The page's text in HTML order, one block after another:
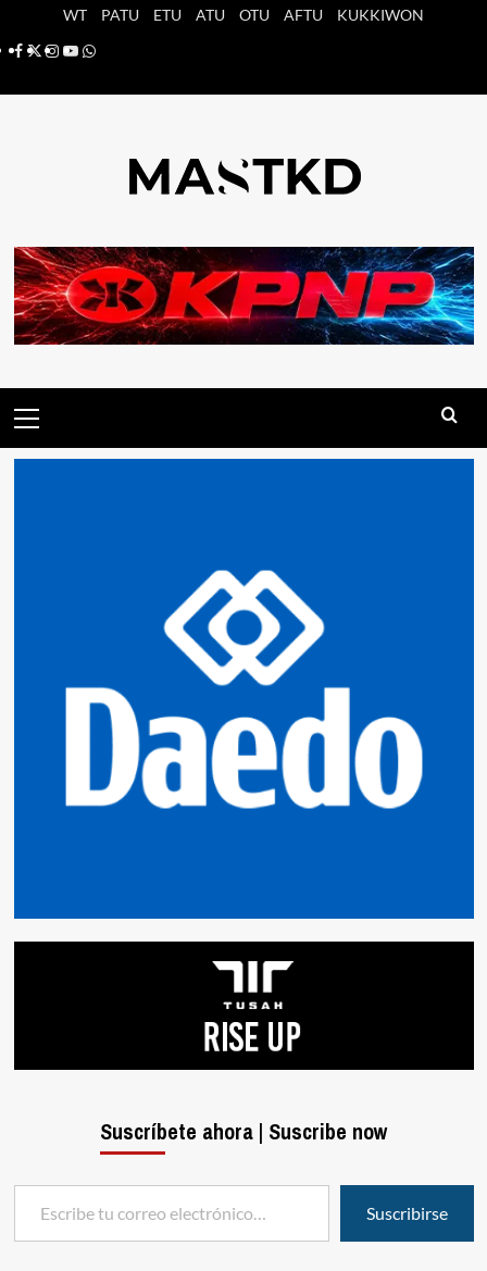
WT PATU ETU ATU OTU AFTU
KUKKIWON
Facebook
X Instagram
YouTube
Whatsapp
principal
Suscríbete ahora | Suscribe now
Escribe tu correo electrónico…
Suscribirse